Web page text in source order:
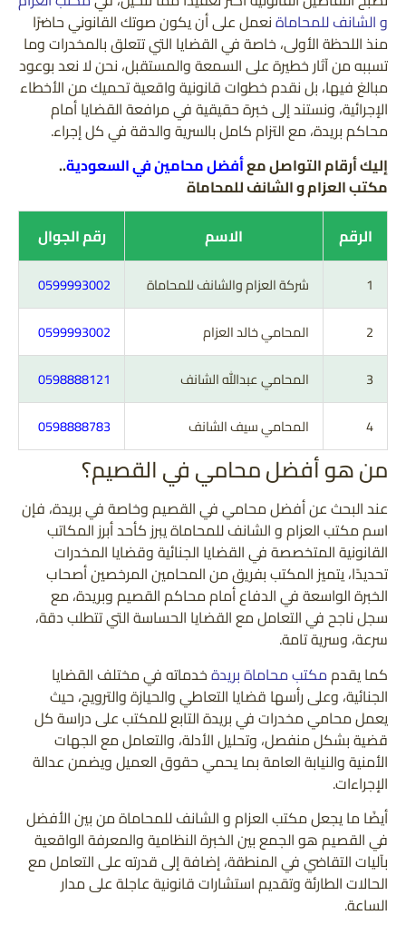
و الشانف للمحاماةنعمل على أن يكون صوتك القانوني حاضرًا
منذ اللحظة الأولى، خاصة في القضايا التي تتعلق بالمخدرات وما
تسببه من آثار خطيرة على السمعة والمستقبل، نحن لا نعد بوعود
مبالغ فيها، بل نقدم خطوات قانونية واقعية تحميك من الأخطاء
الإجرائية، ونستند إلى خبرة حقيقية في مرافعة القضايا أمام
محاكم بريدة، مع التزام كامل بالسرية والدقة في كل إجراء.
إليك أرقام التواصل معأفضل محامين في السعودية..
مكتب العزام و الشانف للمحاماة
الرقم
الاسم رقم الجوال
1 شركة العزام والشانف للمحاماة
0599993002
2
المحامي خالد العزام
0599993002
3
المحامي عبدالله الشانف
0598888121
4
المحامي سيف الشانف 0598888783
من هو أفضل محامي في القصيم؟
عند البحث عن أفضل محامي في القصيم وخاصة في بريدة، فإن
اسم مكتب العزام و الشانف للمحاماة يبرز كأحد أبرز المكاتب
القانونية المتخصصة في القضايا الجنائية وقضايا المخدرات
تحديدًا، يتميز المكتب بفريق من المحامين المرخصين أصحاب
الخبرة الواسعة في الدفاع أمام محاكم القصيم وبريدة، مع
سجل ناجح في التعامل مع القضايا الحساسة التي تتطلب دقة،
سرعة، وسرية تامة.
كما يقدممكتب محاماة بريدةخدماته في مختلف القضايا
الجنائية، وعلى رأسها قضايا التعاطي والحيازة والترويج، حيث
يعمل محامي مخدرات في بريدة التابع للمكتب على دراسة كل
قضية بشكل منفصل، وتحليل الأدلة، والتعامل مع الجهات
الأمنية والنيابة العامة بما يحمي حقوق العميل ويضمن عدالة
الإجراءات.
أيضًا ما يجعل مكتب العزام و الشانف للمحاماة من بين الأفضل
في القصيم هو الجمع بين الخبرة النظامية والمعرفة الواقعية
بآليات التقاضي في المنطقة، إضافة إلى قدرته على التعامل مع
الحالات الطارئة وتقديم استشارات قانونية عاجلة على مدار
الساعة.